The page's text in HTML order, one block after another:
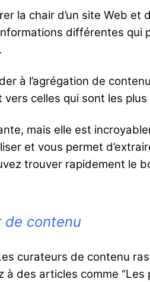
la chair d’un site Web
différentes
à l’agrégation de
celles qui sont les
mais elle est
et vous permet
trouver rapidement le
de contenu
curateurs de contenu
des articles comme